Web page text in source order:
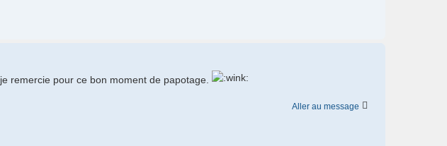
remercie pour ce bon moment de papotage.
Aller au message